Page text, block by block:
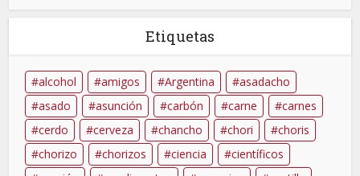
Etiquetas
alcohol amigos Argentina
asadacho
asado
asunción carbón carne
carnes
cerdo
cerveza chancho chori
choris
chorizo
chorizos ciencia
científicos